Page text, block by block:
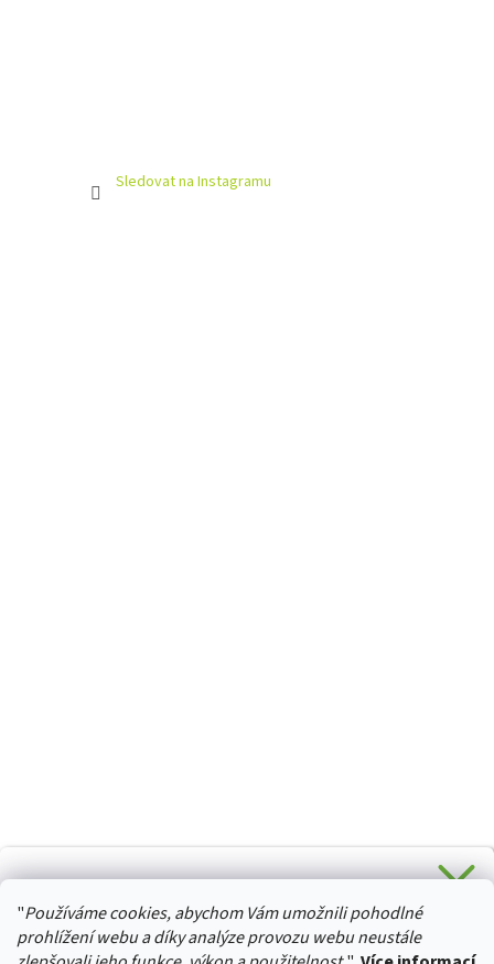
"Používáme cookies, abychom Vám umožnili pohodlné
prohlížení webu a díky analýze provozu webu neustále
Sledovat na Instagramu
HURTTA-COLLECTION.CZ
Stačí se přihlásit k odběru novinek z našeho obchodu a je
Vaše :)